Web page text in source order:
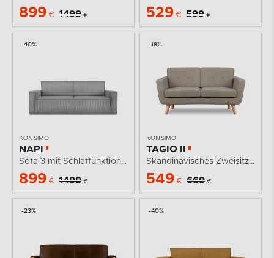
899 € 1499 € 529 € 599 €
-40%
KONSIMO
NAPI
Sofa 3 mit Schlaffunktion Kordstoff hellgrau
899 € 1499 €
-18%
KONSIMO
TAGIO II
Skandinavisches Zweisitzer-Sofa aus Gewebestoff in...
549 € 669 €
-23% -40%